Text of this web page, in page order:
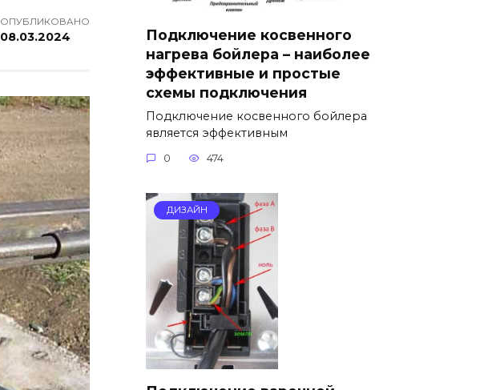
ОПУБЛИКОВАНО
08.03.2024
Подключение косвенного
нагрева бойлера – наиболее
эффективные и простые
схемы подключения
Подключение косвенного бойлера
является эффективным
0 474
ДИЗАЙН